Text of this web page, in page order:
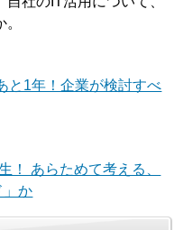
と1年！企業が検討すべ
！ あらためて考える、
」か